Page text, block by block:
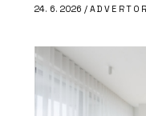
24. 6. 2026 /